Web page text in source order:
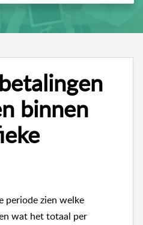
binnen
periode zien welke
wat het totaal per